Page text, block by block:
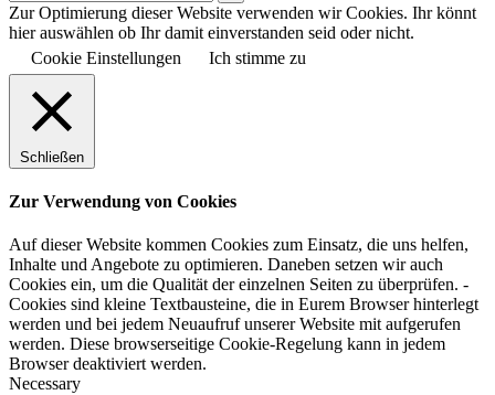
Zur Optimierung dieser Website verwenden wir Cookies. Ihr könnt
hier auswählen ob Ihr damit einverstanden seid oder nicht.
Cookie Einstellungen
Ich stimme zu
Schließen
Zur Verwendung von Cookies
Auf dieser Website kommen Cookies zum Einsatz, die uns helfen,
Inhalte und Angebote zu optimieren. Daneben setzen wir auch
Cookies ein, um die Qualität der einzelnen Seiten zu überprüfen. -
Cookies sind kleine Textbausteine, die in Eurem Browser hinterlegt
werden und bei jedem Neuaufruf unserer Website mit aufgerufen
werden. Diese browserseitige Cookie-Regelung kann in jedem
Browser deaktiviert werden.
Necessary